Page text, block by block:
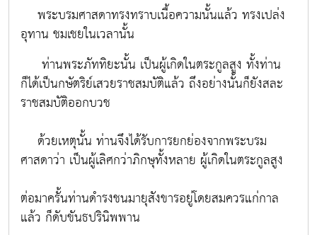
พระบรมศาสดาทรงทราบเนื้อความนั้นแล้ว ทรงเปล่ง
อุทาน ชมเชยในเวลานั้น
ท่านพระภัททิยะนั้น เป็นผู้เกิดในตระกูลสูง ทั้งท่าน
ก็ได้เป็นกษัตริย์เสวยราชสมบัติแล้ว ถึงอย่างนั้นก็ยังสละ
ราชสมบัติออกบวช
ด้วยเหตุนั้น ท่านจึงได้รับการยกย่องจากพระบรม
ศาสดาว่า เป็นผู้เลิศกว่าภิกษุทั้งหลาย ผู้เกิดในตระกูลสูง
ต่อมาครั้นท่านดำรงชนมายุสังขารอยู่โดยสมควรแก่กาล
แล้ว ก็ดับขันธปรินิพพาน